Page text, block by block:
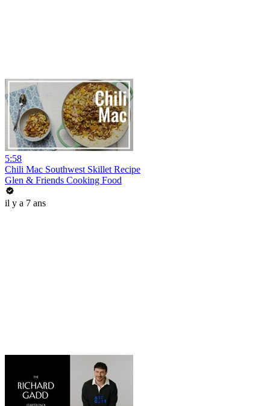
5:58
Chili Mac Southwest Skillet Recipe
Glen & Friends Cooking Food
il y a 7 ans